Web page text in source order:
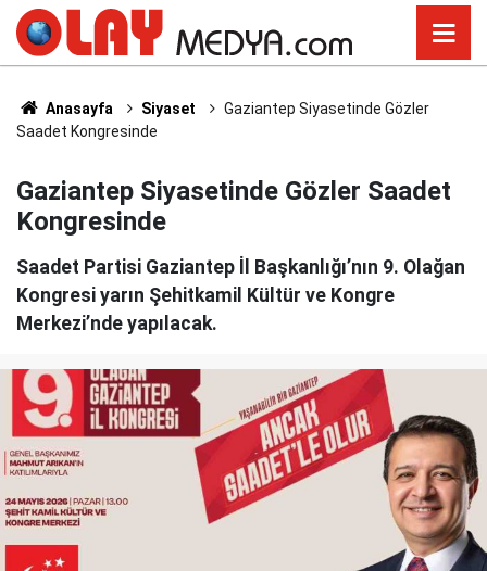
Anasayfa Siyaset
Gaziantep Siyasetinde Gözler
Saadet Kongresinde
Gaziantep Siyasetinde Gözler Saadet
Kongresinde
Saadet Partisi Gaziantep İl Başkanlığı’nın 9. Olağan
Kongresi yarın Şehitkamil Kültür ve Kongre
Merkezi’nde yapılacak.